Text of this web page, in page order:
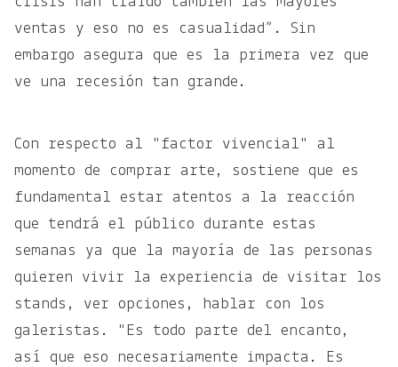
ventas y eso no es casualidad”. Sin
embargo asegura que es la primera vez que
ve una recesión tan grande.
Con respecto al "factor vivencial" al
momento de comprar arte, sostiene que es
fundamental estar atentos a la reacción
que tendrá el público durante estas
semanas ya que la mayoría de las personas
quieren vivir la experiencia de visitar los
stands, ver opciones, hablar con los
galeristas. "Es todo parte del encanto,
así que eso necesariamente impacta. Es